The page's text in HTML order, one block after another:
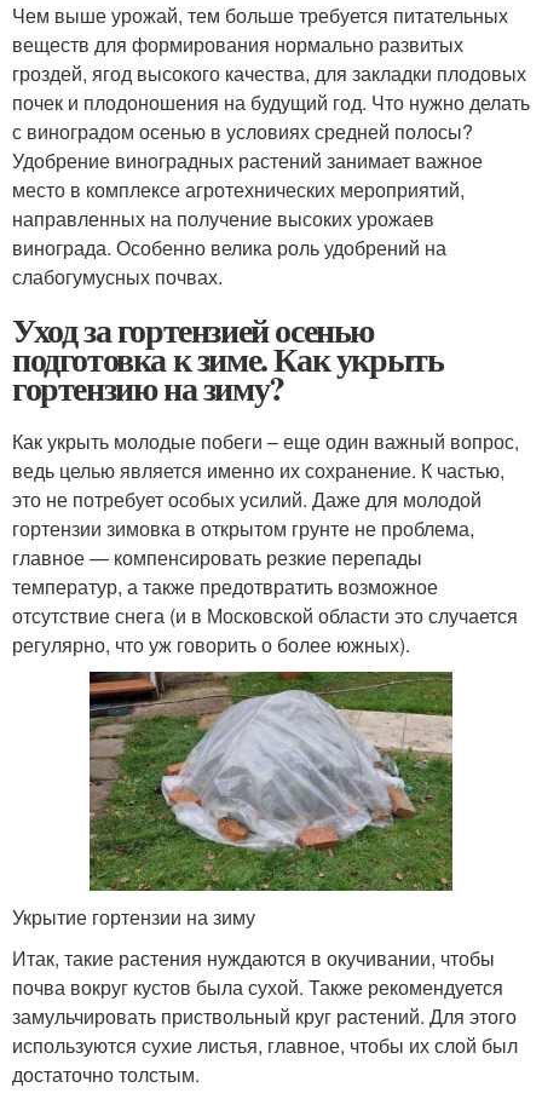
Чем выше урожай, тем больше требуется питательных
веществ для формирования нормально развитых
гроздей, ягод высокого качества, для закладки плодовых
почек и плодоношения на будущий год. Что нужно делать
с виноградом осенью в условиях средней полосы?
Удобрение виноградных растений занимает важное
место в комплексе агротехнических мероприятий,
направленных на получение высоких урожаев
винограда. Особенно велика роль удобрений на
слабогумусных почвах.
Уход за гортензией осенью
подготовка к зиме. Как укрыть
гортензию на зиму?
Как укрыть молодые побеги – еще один важный вопрос,
ведь целью является именно их сохранение. К частью,
это не потребует особых усилий. Даже для молодой
гортензии зимовка в открытом грунте не проблема,
главное — компенсировать резкие перепады
температур, а также предотвратить возможное
отсутствие снега (и в Московской области это случается
регулярно, что уж говорить о более южных).
Укрытие гортензии на зиму
Итак, такие растения нуждаются в окучивании, чтобы
почва вокруг кустов была сухой. Также рекомендуется
замульчировать приствольный круг растений. Для этого
используются сухие листья, главное, чтобы их слой был
достаточно толстым.